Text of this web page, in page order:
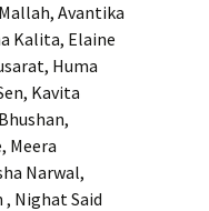
Avantika
Kalita, Elaine
Huma
Kavita
Meera
Narwal,
, Nighat Said